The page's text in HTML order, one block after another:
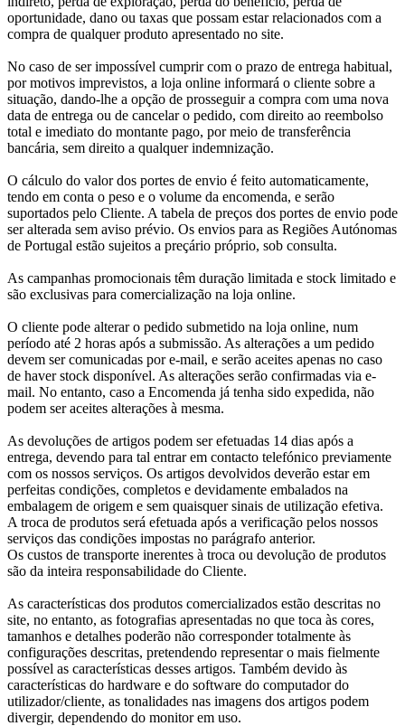
oportunidade, dano ou taxas que possam estar relacionados com a
compra de qualquer produto apresentado no site.
No caso de ser impossível cumprir com o prazo de entrega habitual,
por motivos imprevistos, a loja online informará o cliente sobre a
situação, dando-lhe a opção de prosseguir a compra com uma nova
data de entrega ou de cancelar o pedido, com direito ao reembolso
total e imediato do montante pago, por meio de transferência
bancária, sem direito a qualquer indemnização.
O cálculo do valor dos portes de envio é feito automaticamente,
tendo em conta o peso e o volume da encomenda, e serão
suportados pelo Cliente. A tabela de preços dos portes de envio pode
ser alterada sem aviso prévio. Os envios para as Regiões Autónomas
de Portugal estão sujeitos a preçário próprio, sob consulta.
As campanhas promocionais têm duração limitada e stock limitado e
são exclusivas para comercialização na loja online.
O cliente pode alterar o pedido submetido na loja online, num
período até 2 horas após a submissão. As alterações a um pedido
devem ser comunicadas por e-mail, e serão aceites apenas no caso
de haver stock disponível. As alterações serão confirmadas via e-
mail. No entanto, caso a Encomenda já tenha sido expedida, não
podem ser aceites alterações à mesma.
As devoluções de artigos podem ser efetuadas 14 dias após a
entrega, devendo para tal entrar em contacto telefónico previamente
com os nossos serviços. Os artigos devolvidos deverão estar em
perfeitas condições, completos e devidamente embalados na
embalagem de origem e sem quaisquer sinais de utilização efetiva.
A troca de produtos será efetuada após a verificação pelos nossos
serviços das condições impostas no parágrafo anterior.
Os custos de transporte inerentes à troca ou devolução de produtos
são da inteira responsabilidade do Cliente.
As características dos produtos comercializados estão descritas no
site, no entanto, as fotografias apresentadas no que toca às cores,
tamanhos e detalhes poderão não corresponder totalmente às
configurações descritas, pretendendo representar o mais fielmente
possível as características desses artigos. Também devido às
características do hardware e do software do computador do
utilizador/cliente, as tonalidades nas imagens dos artigos podem
divergir, dependendo do monitor em uso.